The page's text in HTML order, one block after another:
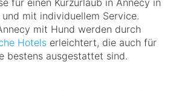
mit individuellem Service.
mit Hund werden durch
Hotels erleichtert, die auch für
bestens ausgestattet sind.